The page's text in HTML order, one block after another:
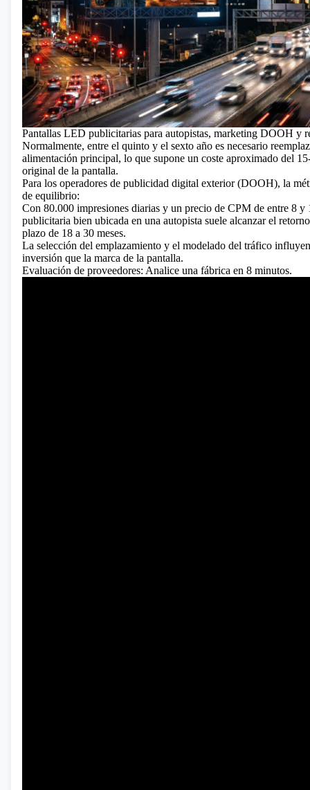
Pantallas LED publicitarias para autopistas, marketing DOOH y
Normalmente, entre el quinto y el sexto año es necesario
alimentación principal, lo que supone un coste aproximado del
original de la pantalla.
Para los operadores de publicidad digital exterior (DOOH), la
de equilibrio:
Con 80.000 impresiones diarias y un precio de CPM de entre 8 y
publicitaria bien ubicada en una autopista suele alcanzar el
plazo de 18 a 30 meses.
La selección del emplazamiento y el modelado del tráfico
inversión que la marca de la pantalla.
Evaluación de proveedores: Analice una fábrica en 8 minutos.